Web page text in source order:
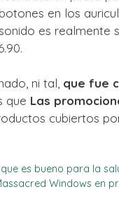
en los
es realmente
.
ni tal, que fue
que Las
cubiertos
es bueno para la
Windows en